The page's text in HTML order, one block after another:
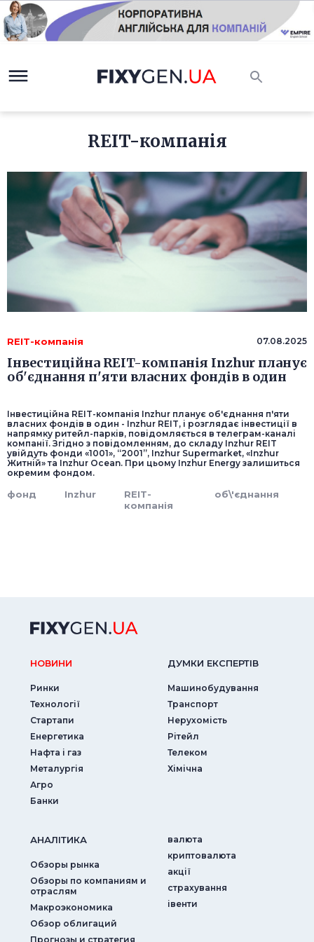
REIT-компанія
REIT-компанія 07.08.2025
Інвестиційна REIT-компанія Inzhur планує
об'єднання п'яти власних фондів в один
Інвестиційна REIT-компанія Inzhur планує об'єднання п'яти
власних фондів в один - Inzhur REIT, і розглядає інвестиції в
напрямку ритейл-парків, повідомляється в телеграм-каналі
компанії. Згідно з повідомленням, до складу Inzhur REIT
увійдуть фонди «1001», “2001”, Inzhur Supermarket, «Inzhur
Житній» та Inzhur Ocean. При цьому Inzhur Energy залишиться
окремим фондом.
фонд Inzhur
REIT-
компанія
об\'єднання
НОВИНИ
Ринки
Технології
Стартапи
Енергетика
Нафта і газ
Металургія
Агро
Банки
ДУМКИ ЕКСПЕРТIВ
Машинобудування
Транспорт
Нерухомість
Рітейл
Телеком
Хімічна
АНАЛIТИКА
Обзоры рынка
Обзоры по компаниям и
отраслям
Макроэкономика
Обзор облигаций
Прогнозы и стратегия
валюта
криптовалюта
акції
страхування
iвенти